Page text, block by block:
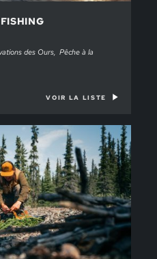
des Ours Pêche à la
VOIR LA LISTE